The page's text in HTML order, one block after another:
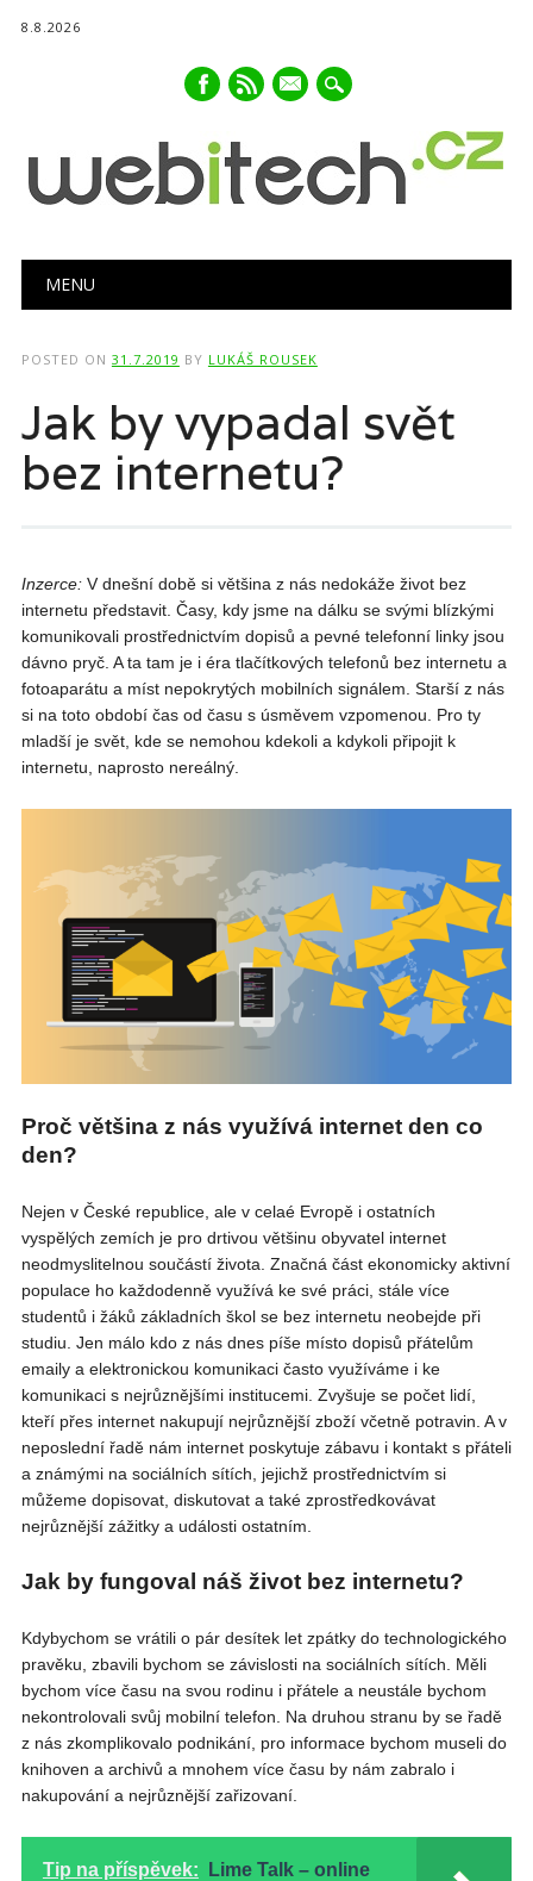
8.8.2026
mail
Main menu
MENU
POSTED ON 31.7.2019 BY LUKÁŠ ROUSEK
Jak by vypadal svět
bez internetu?
Inzerce: V dnešní době si většina z nás nedokáže život bez
internetu představit. Časy, kdy jsme na dálku se svými blízkými
komunikovali prostřednictvím dopisů a pevné telefonní linky jsou
dávno pryč. A ta tam je i éra tlačítkových telefonů bez internetu a
fotoaparátu a míst nepokrytých mobilních signálem. Starší z nás
si na toto období čas od času s úsměvem vzpomenou. Pro ty
mladší je svět, kde se nemohou kdekoli a kdykoli připojit k
internetu, naprosto nereálný.
Proč většina z nás využívá internet den co
den?
Nejen v České republice, ale v celaé Evropě i ostatních
vyspělých zemích je pro drtivou většinu obyvatel internet
neodmyslitelnou součástí života. Značná část ekonomicky aktivní
populace ho každodenně využívá ke své práci, stále více
studentů i žáků základních škol se bez internetu neobejde při
studiu. Jen málo kdo z nás dnes píše místo dopisů přátelům
emaily a elektronickou komunikaci často využíváme i ke
komunikaci s nejrůznějšími institucemi. Zvyšuje se počet lidí,
kteří přes internet nakupují nejrůznější zboží včetně potravin. A v
neposlední řadě nám internet poskytuje zábavu i kontakt s přáteli
a známými na sociálních sítích, jejichž prostřednictvím si
můžeme dopisovat, diskutovat a také zprostředkovávat
nejrůznější zážitky a události ostatním.
Jak by fungoval náš život bez internetu?
Kdybychom se vrátili o pár desítek let zpátky do technologického
pravěku, zbavili bychom se závislosti na sociálních sítích. Měli
bychom více času na svou rodinu i přátele a neustále bychom
nekontrolovali svůj mobilní telefon. Na druhou stranu by se řadě
z nás zkomplikovalo podnikání, pro informace bychom museli do
knihoven a archivů a mnohem více času by nám zabralo i
nakupování a nejrůznější zařizovaní.
Tip na příspěvek:
Lime Talk – online